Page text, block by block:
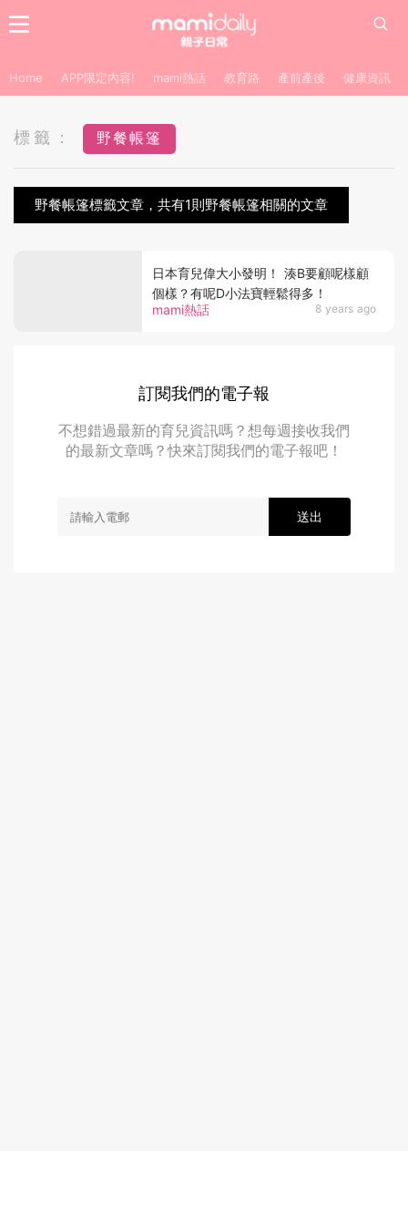
Home APP限定內容! mami熱話 教育路 產前產後 健康資訊
標籤： 野餐帳篷
野餐帳篷標籤文章，共有1則野餐帳篷相關的文章
mami熱話 8 years ago
日本育兒偉大小發明！ 湊B要顧呢樣顧
個樣？有呢D小法寶輕鬆得多！
訂閱我們的電子報
不想錯過最新的育兒資訊嗎？想每週接收我們
的最新文章嗎？快來訂閱我們的電子報吧！
送出